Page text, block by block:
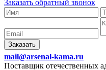
Заказать обратный звонок
Заказать
mail@arsenal-kama.ru
Поставщик отечественных